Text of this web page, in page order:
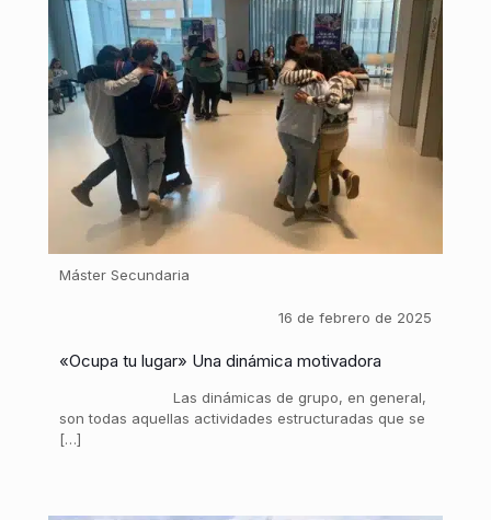
Máster Secundaria
16 de febrero de 2025
«Ocupa tu lugar» Una dinámica motivadora
Las dinámicas de grupo, en general,
son todas aquellas actividades estructuradas que se
[…]